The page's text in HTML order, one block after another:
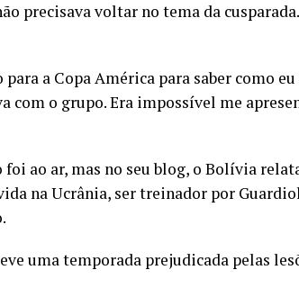
precisava voltar no tema da
a Copa América para saber como
com o grupo. Era impossível me
ao ar, mas no seu blog, o Bolívia
na Ucrânia, ser treinador por
uma temporada prejudicada pelas